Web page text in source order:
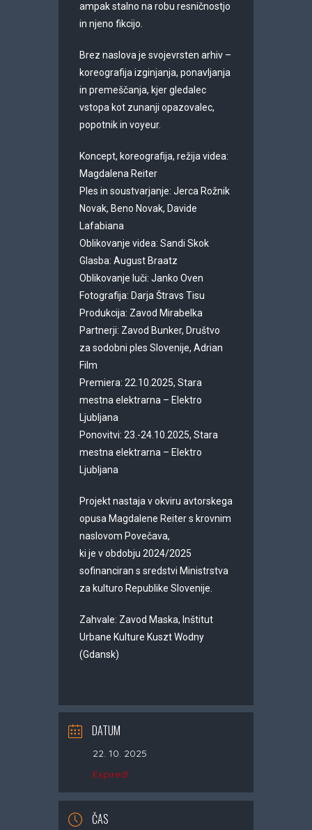
ampak stalno na robu resničnostjo
in njeno fikcijo.
Brez naslova je svojevrsten arhiv –
koreografija izginjanja, ponavljanja
in premeščanja, kjer gledalec
vstopa kot zunanji opazovalec,
popotnik in voyeur.
Koncept, koreografija, režija videa:
Magdalena Reiter
Ples in soustvarjanje: Jerca Rožnik
Novak, Beno Novak, Davide
Lafabiana
Oblikovanje videa: Sandi Skok
Glasba: August Braatz
Oblikovanje luči: Janko Oven
Fotografija: Darja Štravs Tisu
Produkcija: Zavod Mirabelka
Partnerji: Zavod Bunker, Društvo
za sodobni ples Slovenije, Adrian
Film
Premiera: 22.10.2025, Stara
mestna elektrarna – Elektro
Ljubljana
Ponovitvi: 23.-24.10.2025, Stara
mestna elektrarna – Elektro
Ljubljana
Projekt nastaja v okviru avtorskega
opusa Magdalene Reiter s krovnim
naslovom Povečava,
ki je v obdobju 2024/2025
sofinanciran s sredstvi Ministrstva
za kulturo Republike Slovenije.
Zahvale: Zavod Maska, Inštitut
Urbane Kulture Kuszt Wodny
(Gdansk)
DATUM
22. 10. 2025
Expired!
ČAS